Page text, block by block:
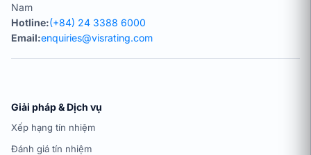
Nam
Hotline:(+84) 24 3388 6000
Email:enquiries@visrating.com
Giải pháp & Dịch vụ
Xếp hạng tín nhiệm
Đánh giá tín nhiệm